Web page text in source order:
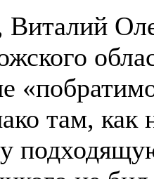
Виталий
там, как